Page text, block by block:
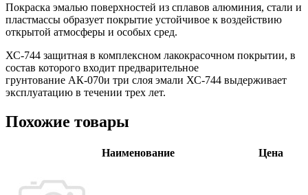
Покраска эмалью поверхностей из сплавов алюминия, стали и
пластмассы образует покрытие устойчивое к воздействию
открытой атмосферы и особых сред.
ХС-744 защитная в комплексном лакокрасочном покрытии, в
состав которого входит предварительное
грунтование АК-070и три слоя эмали ХС-744 выдерживает
эксплуатацию в течении трех лет.
Похожие товары
Наименование Цена